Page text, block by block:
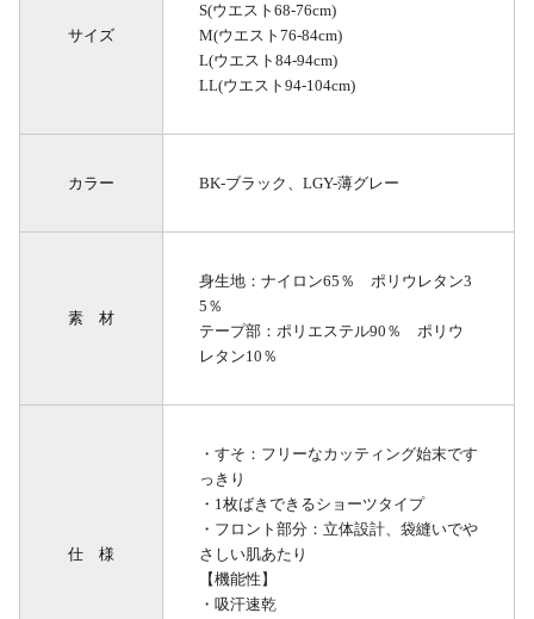
サイズ
S(ウエスト68-76cm)
M(ウエスト76-84cm)
L(ウエスト84-94cm)
LL(ウエスト94-104cm)
カラー BK-ブラック、LGY-薄グレー
素 材
身生地：ナイロン65％ ポリウレタン3
5％
テープ部：ポリエステル90％ ポリウ
レタン10％
仕 様
・すそ：フリーなカッティング始末です
っきり
・1枚ばきできるショーツタイプ
・フロント部分：立体設計、袋縫いでや
さしい肌あたり
【機能性】
・吸汗速乾